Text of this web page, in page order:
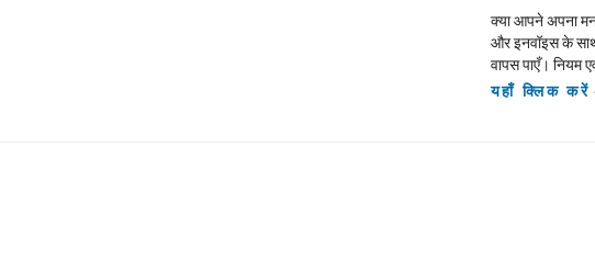
क्या आपने अपना मन
और इनवॉइस के
वापस पाएँ। नियम
यहाँ क्लिक करें